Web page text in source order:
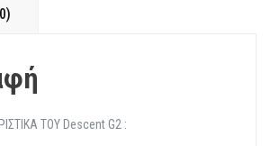
ΤΟΥ Descent G2 :